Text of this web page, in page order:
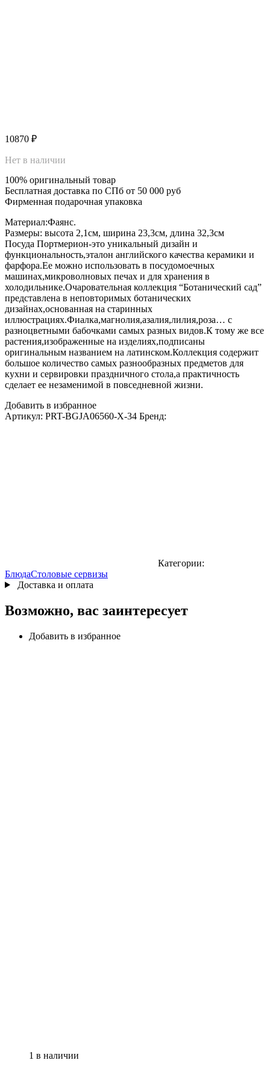
10870 ₽
Нет в наличии
100% оригинальный товар
Бесплатная доставка по СПб от 50 000 руб
Фирменная подарочная упаковка
Материал:Фаянс.
Размеры: высота 2,1см, ширина 23,3см, длина 32,3см
Посуда Портмерион-это уникальный дизайн и
функциональность,эталон английского качества керамики и
фарфора.Ее можно использовать в посудомоечных
машинах,микроволновых печах и для хранения в
холодильнике.Очаровательная коллекция “Ботанический сад”
представлена в неповторимых ботанических
дизайнах,основанная на старинных
иллюстрациях.Фиалка,магнолия,азалия,лилия,роза… с
разноцветными бабочками самых разных видов.К тому же все
растения,изображенные на изделиях,подписаны
оригинальным названием на латинском.Коллекция содержит
большое количество самых разнообразных предметов для
кухни и сервировки праздничного стола,а практичность
сделает ее незаменимой в повседневной жизни.
Добавить в избранное
Артикул: PRT-BGJA06560-X-34 Бренд:
Категории:
БлюдаСтоловые сервизы
Доставка и оплата
Возможно, вас заинтересует
Добавить в избранное
1 в наличии